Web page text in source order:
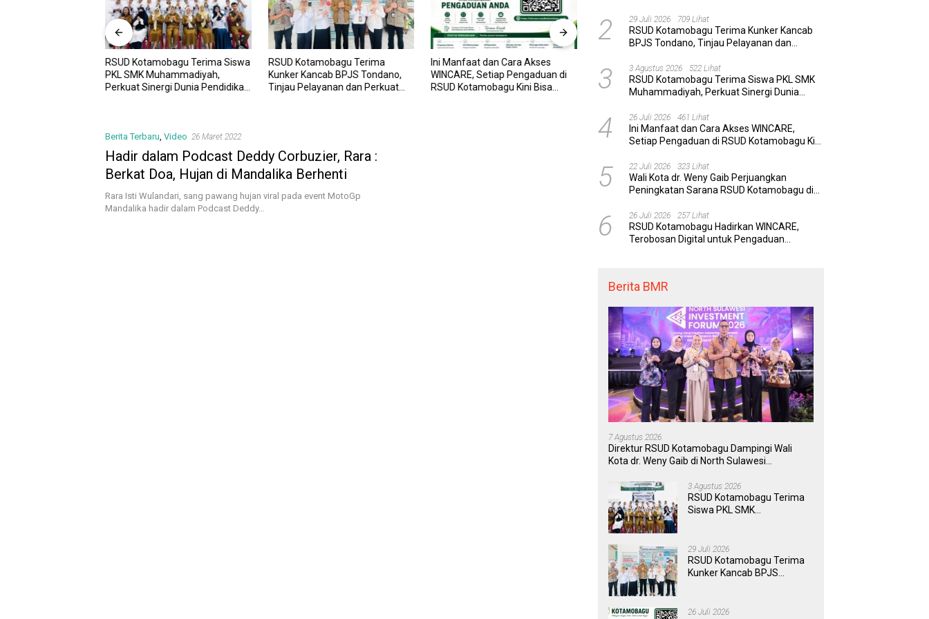
RSUD Kotamobagu Terima Siswa
PKL SMK Muhammadiyah,
Perkuat Sinergi Dunia Pendidikan
RSUD Kotamobagu Terima
Kunker Kancab BPJS Tondano,
Tinjau Pelayanan dan Perkuat
Ini Manfaat dan Cara Akses
WINCARE, Setiap Pengaduan di
RSUD Kotamobagu Kini Bisa
RSUD Kotamobagu Hadirkan
WINCARE, Terobosan Digital
untuk Pengaduan Masyarakat
dan Pegawai yang Cepat,
Transparan, dan Responsif
Mongondow Selatan: Jejak
Seorang Bunda Pembaharu dan
Sebuah Daerah yang Menolak
Berita Terbaru Video 26 Maret 2022
Hadir dalam Podcast Deddy Corbuzier, Rara :
Berkat Doa, Hujan di Mandalika Berhenti
Rara Isti Wulandari, sang pawang hujan viral pada event MotoGp
Mandalika hadir dalam Podcast Deddy…
Berkualitas
2 29 Juli 2026 709 Lihat
RSUD Kotamobagu Terima Kunker Kancab
BPJS Tondano, Tinjau Pelayanan dan
3 3 Agustus 2026 522 Lihat
RSUD Kotamobagu Terima Siswa PKL SMK
Muhammadiyah, Perkuat Sinergi Dunia
4 26 Juli 2026 461 Lihat
Ini Manfaat dan Cara Akses WINCARE,
Setiap Pengaduan di RSUD Kotamobagu Kini
5 22 Juli 2026 323 Lihat
Wali Kota dr. Weny Gaib Perjuangkan
Peningkatan Sarana RSUD Kotamobagu di
yang Lebih Modern
6 26 Juli 2026 257 Lihat
RSUD Kotamobagu Hadirkan WINCARE,
Terobosan Digital untuk Pengaduan
Berita BMR
7 Agustus 2026
Direktur RSUD Kotamobagu Dampingi Wali
Kota dr. Weny Gaib di North Sulawesi
3 Agustus 2026
RSUD Kotamobagu Terima
Siswa PKL SMK
dan Layanan Kesehatan
29 Juli 2026
RSUD Kotamobagu Terima
Kunker Kancab BPJS
Wujudkan UHC
26 Juli 2026